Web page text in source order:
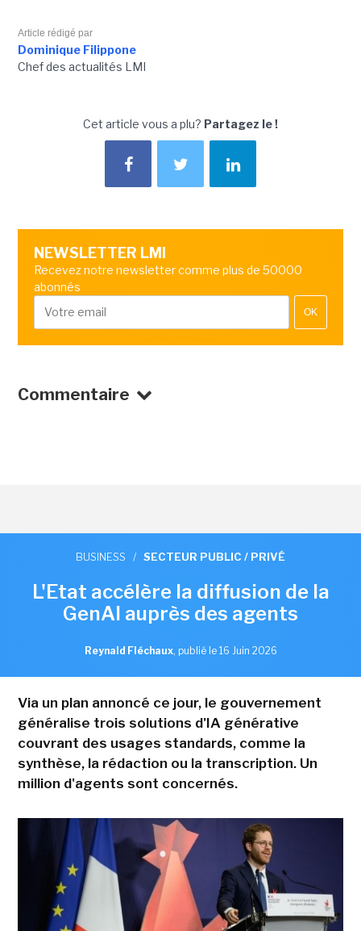
Article rédigé par
Dominique Filippone
Chef des actualités LMI
Cet article vous a plu? Partagez le !
NEWSLETTER LMI
Recevez notre newsletter comme plus de 50000
abonnés
OK
Commentaire
BUSINESS / SECTEUR PUBLIC / PRIVÉ
L'Etat accélère la diffusion de la
GenAI auprès des agents
Reynald Fléchaux, publié le 16 Juin 2026
Via un plan annoncé ce jour, le gouvernement
généralise trois solutions d'IA générative
couvrant des usages standards, comme la
synthèse, la rédaction ou la transcription. Un
million d'agents sont concernés.